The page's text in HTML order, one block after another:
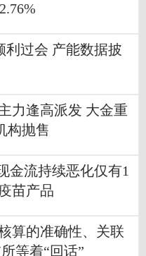
利过会 产能数据披
力逢高派发 大金重
构抛售
金流持续恶化仅有1
苗产品
算的准确性、关联
等着“回话”